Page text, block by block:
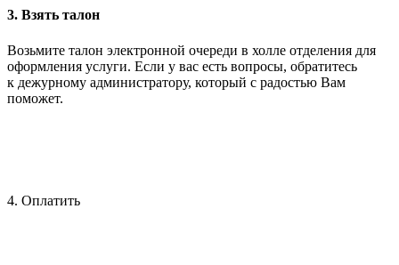
3. Взять талон
Возьмите талон электронной очереди в холле отделения для
оформления услуги. Если у вас есть вопросы, обратитесь
к дежурному администратору, который с радостью Вам
поможет.
4. Оплатить